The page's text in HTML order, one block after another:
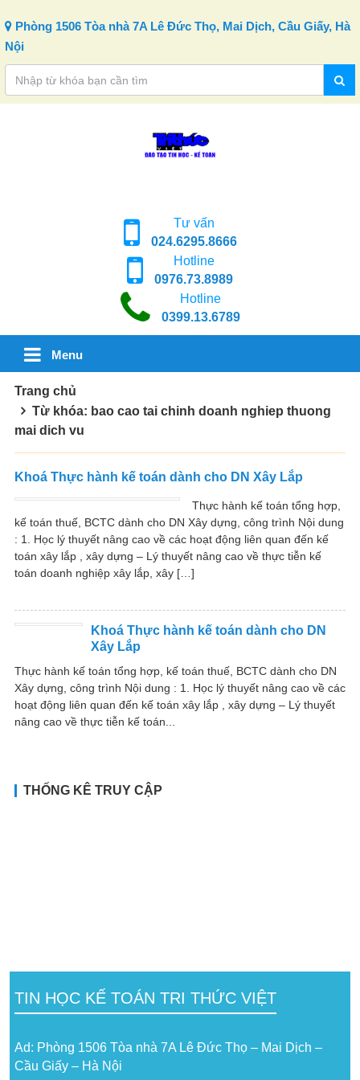
Phòng 1506 Tòa nhà 7A Lê Đức Thọ, Mai Dịch, Cầu Giấy, Hà
Nội
Tư vấn
024.6295.8666
Hotline
0976.73.8989
Hotline
0399.13.6789
Menu
Trang chủ
Từ khóa: bao cao tai chinh doanh nghiep thuong
mai dich vu
Khoá Thực hành kế toán dành cho DN Xây Lắp
Thực hành kế toán tổng hợp,
kế toán thuế, BCTC dành cho DN Xây dựng, công trình Nội dung
: 1. Học lý thuyết nâng cao về các hoạt động liên quan đến kế
toán xây lắp , xây dựng – Lý thuyết nâng cao về thực tiễn kế
toán doanh nghiệp xây lắp, xây […]
Khoá Thực hành kế toán dành cho DN
Xây Lắp
Thực hành kế toán tổng hợp, kế toán thuế, BCTC dành cho DN
Xây dựng, công trình Nội dung : 1. Học lý thuyết nâng cao về các
hoạt động liên quan đến kế toán xây lắp , xây dựng – Lý thuyết
nâng cao về thực tiễn kế toán...
THỐNG KÊ TRUY CẬP
TIN HỌC KẾ TOÁN TRI THỨC VIỆT
Ad: Phòng 1506 Tòa nhà 7A Lê Đức Thọ – Mai Dịch –
Cầu Giấy – Hà Nội